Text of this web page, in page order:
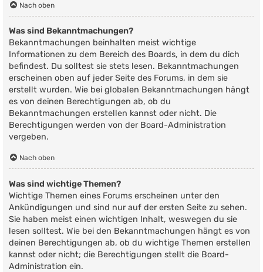
Nach oben
Was sind Bekanntmachungen?
Bekanntmachungen beinhalten meist wichtige
Informationen zu dem Bereich des Boards, in dem du dich
befindest. Du solltest sie stets lesen. Bekanntmachungen
erscheinen oben auf jeder Seite des Forums, in dem sie
erstellt wurden. Wie bei globalen Bekanntmachungen hängt
es von deinen Berechtigungen ab, ob du
Bekanntmachungen erstellen kannst oder nicht. Die
Berechtigungen werden von der Board-Administration
vergeben.
Nach oben
Was sind wichtige Themen?
Wichtige Themen eines Forums erscheinen unter den
Ankündigungen und sind nur auf der ersten Seite zu sehen.
Sie haben meist einen wichtigen Inhalt, weswegen du sie
lesen solltest. Wie bei den Bekanntmachungen hängt es von
deinen Berechtigungen ab, ob du wichtige Themen erstellen
kannst oder nicht; die Berechtigungen stellt die Board-
Administration ein.